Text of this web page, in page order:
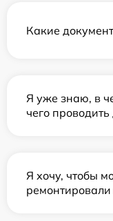
Какие
Я уже знаю, в
чего
Я хочу, чтобы